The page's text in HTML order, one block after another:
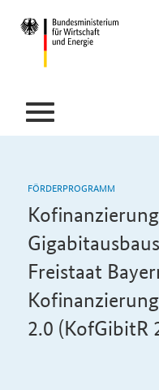
FÖRDERPROGRAMM
Freistaat
2.0 (KofGibitR